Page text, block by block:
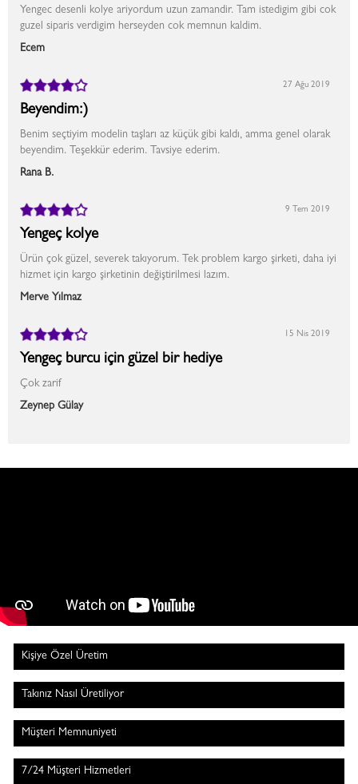
Yengec desenli kolye ariyordum uzun zamandir. Tam istedigim gibi cok
guzel siparis verdigim herseyden cok memnun kaldim.
Ecem
Beyendim:)
Benim seçtiyim modelin taşları az küçük gibi kaldı, amma genel olarak
beyendim. Teşekkür ederim. Tavsiye ederim.
Rana B.
27 Ağu 2019
Yengeç kolye
Ürün çok güzel, severek takıyorum. Tek problem kargo şirketi, daha iyi
hizmet için kargo şirketinin değiştirilmesi lazım.
Merve Yılmaz
9 Tem 2019
Yengeç burcu için güzel bir hediye
Çok zarif
Zeynep Gülay
15 Nis 2019
Kişiye Özel Üretim
Takınız Nasıl Üretiliyor
Müşteri Memnuniyeti
7/24 Müşteri Hizmetleri